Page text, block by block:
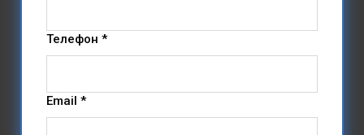
Телефон *
Email *